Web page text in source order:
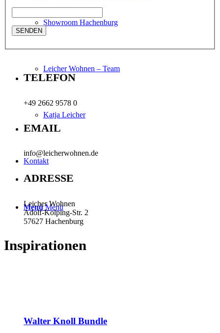
Showroom Hachenburg
Leicher Wohnen – Team
Katja Leicher
Kontakt
Menü Menü
TELEFON
+49 2662 9578 0
EMAIL
info@leicherwohnen.de
ADRESSE
Leicher Wohnen
Adolf-Kolping-Str. 2
57627 Hachenburg
Inspirationen
Walter Knoll Bundle